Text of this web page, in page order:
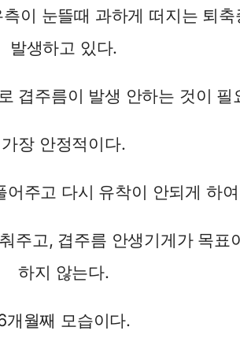
이 눈뜰때 과하게 떠지는 퇴
발생하고 있다.
겹주름이 발생 안하는 것이 필
가장 안정적이다.
주고 다시 유착이 안되게 하
주고, 겹주름 안생기게가 목표
하지 않는다.
개월째 모습이다.